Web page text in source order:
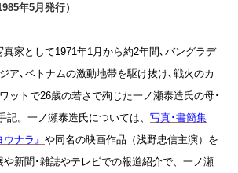
年5月発行）
家として1971年1月から約2年間､バングラデ
ア､ベトナムの激動地帯を駆け抜け､戦火のカ
ットで26歳の若さで殉じた一ノ瀬泰造氏の母･
記。一ノ瀬泰造氏については、 写真･書簡集
ナラ』 や同名の映画作品（浅野忠信主演）を
や新聞･雑誌やテレビでの報道紹介で、一ノ瀬